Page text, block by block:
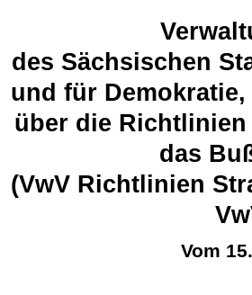
des Sächsischen
und für
über die
das
(VwV Richtlinien
Vom